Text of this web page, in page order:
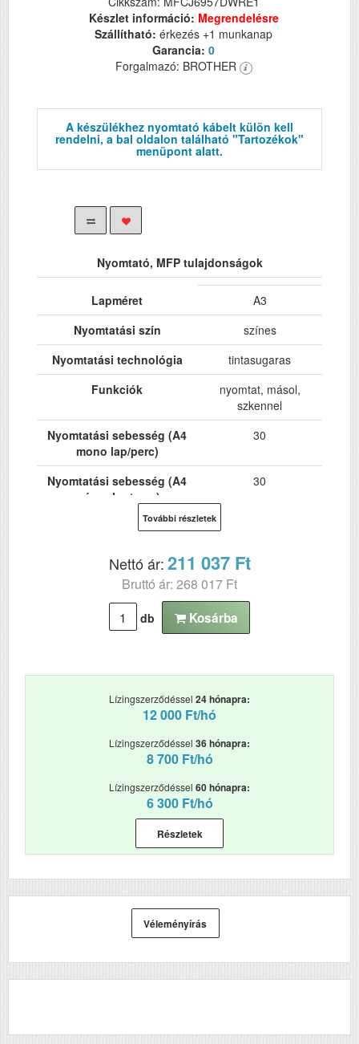
Készlet információ: Megrendelésre
Szállítható: érkezés +1 munkanap
Garancia: 0
Forgalmazó: BROTHER
A készülékhez nyomtató kábelt külön kell
rendelni, a bal oldalon található "Tartozékok"
menüpont alatt.
Nyomtató, MFP tulajdonságok
Lapméret
A3
Nyomtatási szín
színes
Nyomtatási technológia
tintasugaras
Funkciók
nyomtat, másol,
szkennel
Nyomtatási sebesség (A4
mono lap/perc)
30
Nyomtatási sebesség (A4
színes lap/perc)
30
Nyomtatási sebesség (A3
Nyomtatási sebesség (A3
mono lap/perc)
Hálózat
USB
Igen
Kétoldalas, duplex
nyomtatás
Igen
ADF (automatikus
Igen
DADF (automatikus
RAM (MB)
Első színes nyomat
elkészítési ideje (mp)
Papírkapacitás
250+250+100+50
További részletek
Nettó ár:211 037 Ft
Bruttó ár: 268 017 Ft
db Kosárba
Lízingszerződéssel 24 hónapra:
12 000 Ft/hó
Lízingszerződéssel 36 hónapra:
8 700 Ft/hó
Lízingszerződéssel 60 hónapra:
6 300 Ft/hó
Részletek
Véleményírás